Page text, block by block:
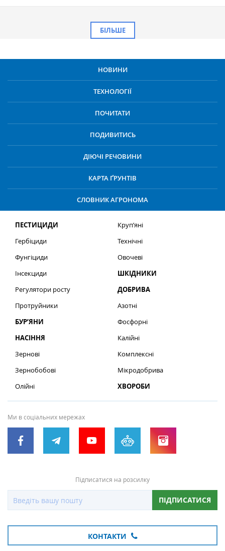
БІЛЬШЕ
НОВИНИ
ТЕХНОЛОГІЇ
ПОЧИТАТИ
ПОДИВИТИСЬ
ДІЮЧІ РЕЧОВИНИ
КАРТА ҐРУНТІВ
СЛОВНИК АГРОНОМА
ПЕСТИЦИДИ
Гербіциди
Фунгіциди
Інсекциди
Регулятори росту
Протруйники
БУР’ЯНИ
НАСІННЯ
Зернові
Зернобобові
Олійні
Круп’яні
Технічні
Овочеві
ШКІДНИКИ
ДОБРИВА
Азотні
Фосфорні
Калійні
Комплексні
Мікродобрива
ХВОРОБИ
Ми в соціальних мережах
Підписатися на розсилку
ПІДПИСАТИСЯ
КОНТАКТИ